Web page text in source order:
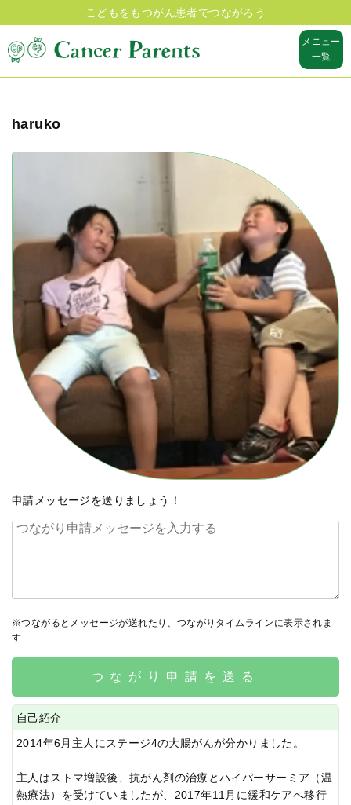
こどもをもつがん患者でつながろう
メニュー
一覧
haruko
申請メッセージを送りましょう！
※つながるとメッセージが送れたり、つながりタイムラインに表示されま
す
つながり申請を送る
自己紹介
2014年6月主人にステージ4の大腸がんが分かりました。
主人はストマ増設後、抗がん剤の治療とハイパーサーミア（温
熱療法）を受けていましたが、2017年11月に緩和ケアへ移行